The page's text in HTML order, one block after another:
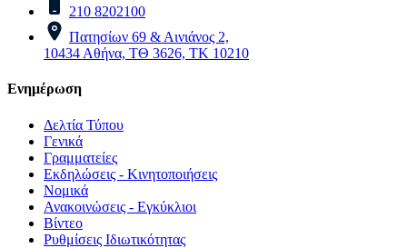
210 8202100
Πατησίων 69 & Αινιάνος 2,
10434 Αθήνα, ΤΘ 3626, ΤΚ 10210
Ενημέρωση
Δελτία Τύπου
Γενικά
Γραμματείες
Εκδηλώσεις - Κινητοποιήσεις
Νομικά
Ανακοινώσεις - Εγκύκλιοι
Βίντεο
Ρυθμίσεις Ιδιωτικότητας